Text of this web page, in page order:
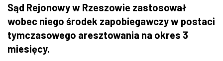
Sąd Rejonowy w Rzeszowie zastosował
wobec niego środek zapobiegawczy w postaci
tymczasowego aresztowania na okres 3
miesięcy.